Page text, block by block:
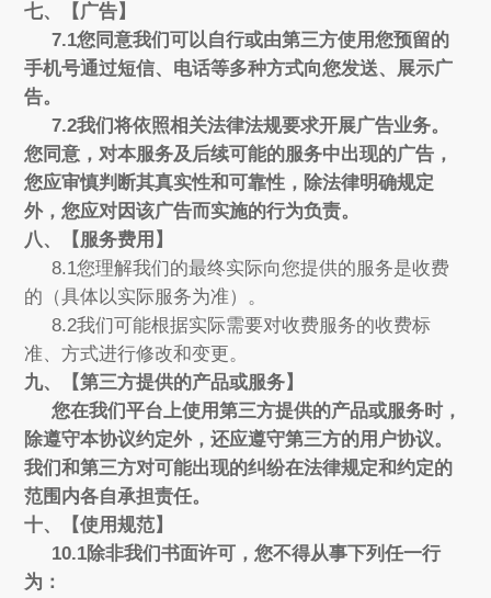
七、【广告】
7.1您同意我们可以自行或由第三方使用您预留的
手机号通过短信、电话等多种方式向您发送、展示广
告。
7.2我们将依照相关法律法规要求开展广告业务。
您同意，对本服务及后续可能的服务中出现的广告，
您应审慎判断其真实性和可靠性，除法律明确规定
外，您应对因该广告而实施的行为负责。
八、【服务费用】
8.1您理解我们的最终实际向您提供的服务是收费
的（具体以实际服务为准）。
8.2我们可能根据实际需要对收费服务的收费标
准、方式进行修改和变更。
九、【第三方提供的产品或服务】
您在我们平台上使用第三方提供的产品或服务时，
除遵守本协议约定外，还应遵守第三方的用户协议。
我们和第三方对可能出现的纠纷在法律规定和约定的
范围内各自承担责任。
十、【使用规范】
10.1除非我们书面许可，您不得从事下列任一行
为：